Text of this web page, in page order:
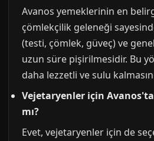
Avanos yemeklerinin en
çömlekçilik geleneği
(testi, çömlek, güveç) ve
uzun süre pişirilmesidir. Bu
daha lezzetli ve sulu
Vejetaryenler için
mı?
Evet, vejetaryenler için de